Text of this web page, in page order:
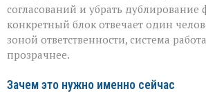
согласований и убрать дублирование
конкретный блок отвечает один
зоной ответственности, система
прозрачнее.
Зачем это нужно именно сейчас